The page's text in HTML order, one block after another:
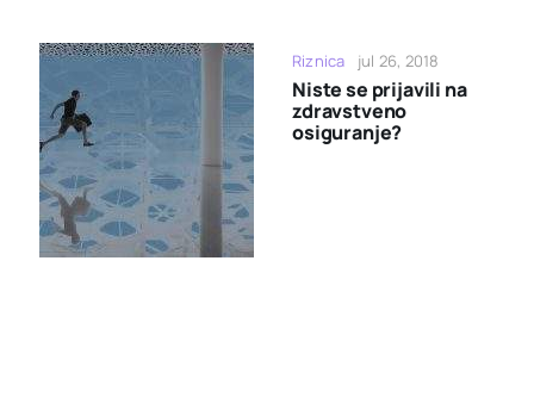
Riznica jul 26, 2018
Niste se prijavili na
zdravstveno
osiguranje?